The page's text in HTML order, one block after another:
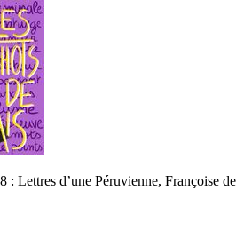
: Lettres d’une Péruvienne, Françoise de